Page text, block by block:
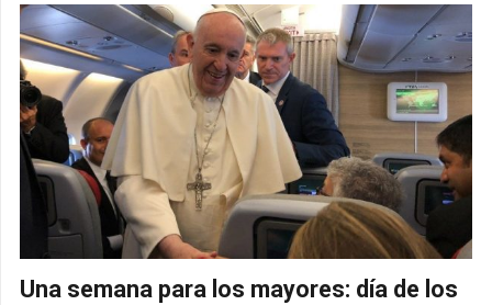
Una semana para los mayores: día de los